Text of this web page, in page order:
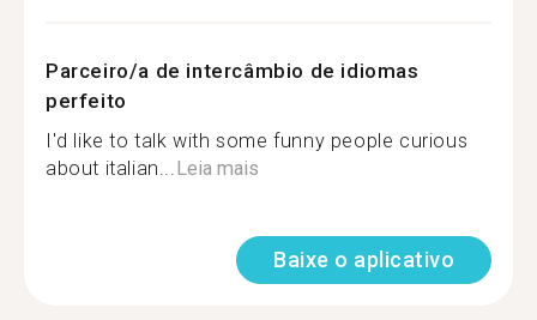
Parceiro/a de intercâmbio de idiomas
perfeito
I'd like to talk with some funny people curious
about italian...Leia mais
Baixe o aplicativo